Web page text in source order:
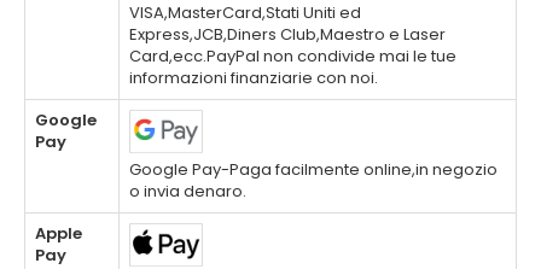
VISA,MasterCard,Stati Uniti ed
Express,JCB,Diners Club,Maestro e Laser
Card,ecc.PayPal non condivide mai le tue
informazioni finanziarie con noi.
Google
Pay
Google Pay-Paga facilmente online,in negozio
o invia denaro.
Apple
Pay